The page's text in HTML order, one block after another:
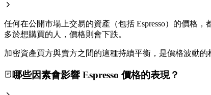
任何在公開市場上交易的資產（包括 Espresso）的價格
多於想購買的人，價格則會下跌。
加密資產買方與賣方之間的這種持續平衡，是價格波動
哪些因素會影響 Espresso 價格的表現？